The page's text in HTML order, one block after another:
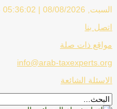
السبت, 08/08/2026 |
05:36:02 ص
اتصل بنا
مواقع ذات صلة
info@arab-taxexperts.org
الاسئلة الشائعة